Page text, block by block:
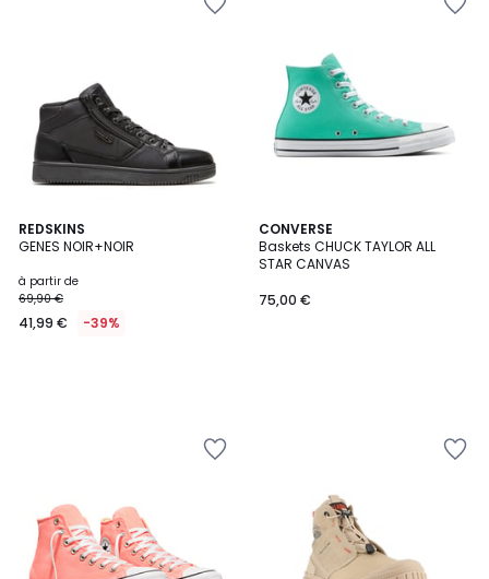
REDSKINS
GENES NOIR+NOIR
à partir de
69,90 €
41,99 € -39%
CONVERSE
Baskets CHUCK TAYLOR ALL
STAR CANVAS
75,00 €